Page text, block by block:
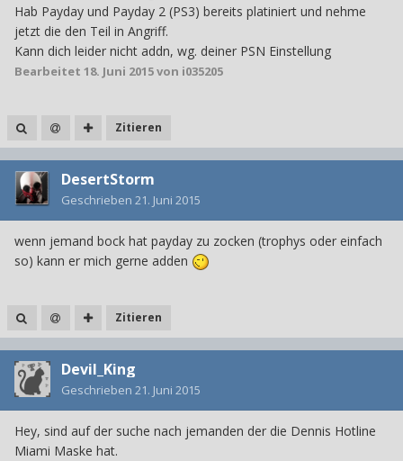
Hab Payday und Payday 2 (PS3) bereits platiniert und nehme
jetzt die den Teil in Angriff.
Kann dich leider nicht addn, wg. deiner PSN Einstellung
Bearbeitet 18. Juni 2015von i035205
Zitieren
DesertStorm
Geschrieben 21. Juni 2015
wenn jemand bock hat payday zu zocken (trophys oder einfach
so) kann er mich gerne adden
Zitieren
Devil_King
Geschrieben 21. Juni 2015
Hey, sind auf der suche nach jemanden der die Dennis Hotline
Miami Maske hat.